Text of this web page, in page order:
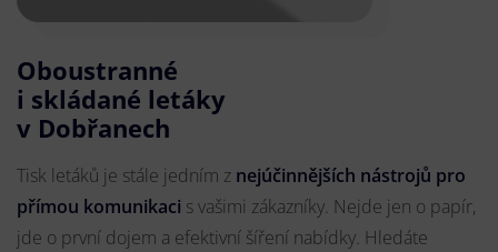
Oboustranné
i skládané letáky
v Dobřanech
Tisk letáků je stále jedním z nejúčinnějších nástrojů pro
přímou komunikaci s vašimi zákazníky. Nejde jen o papír,
jde o první dojem a efektivní šíření nabídky. Hledáte